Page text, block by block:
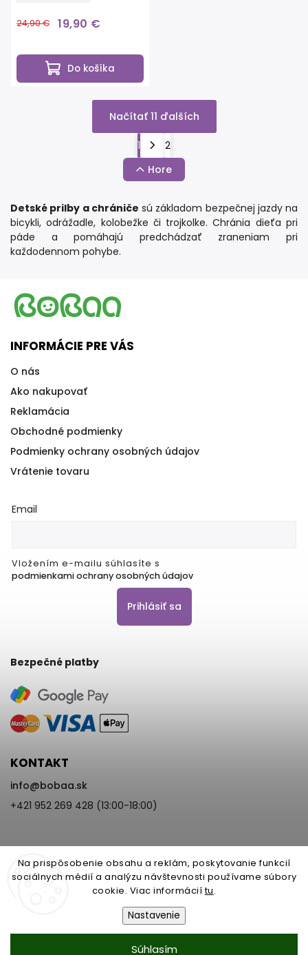
Na prispôsobenie obsahu a reklám, poskytovanie funkcií
sociálnych médií a analýzu návštevnosti používame súbory
cookie. Viac informáciítu.
Nastavenie
Súhlasím
24,90 € 19,90 €
Do košíka
Načítať 11 ďalších
1
2
Hore
Detské prilby a chrániče sú základom bezpečnej jazdy na
bicykli, odrážadle, kolobežke či trojkolke. Chránia dieťa pri
páde a pomáhajú predchádzať zraneniam pri
každodennom pohybe.
INFORMÁCIE PRE VÁS
O nás
Ako nakupovať
Reklamácia
Obchodné podmienky
Podmienky ochrany osobných údajov
Vrátenie tovaru
Email
Vložením e-mailu súhlasíte s
podmienkami ochrany osobných údajov
Prihlásiť sa
Bezpečné platby
KONTAKT
info@bobaa.sk
+421 952 269 428 (13:00-18:00)
Upraviť nastavenie cookies
Nastavenie | Úprava | Custom =